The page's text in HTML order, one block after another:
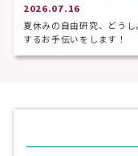
2026.07.16
夏休みの自由研究、どう
するお手伝いをします！